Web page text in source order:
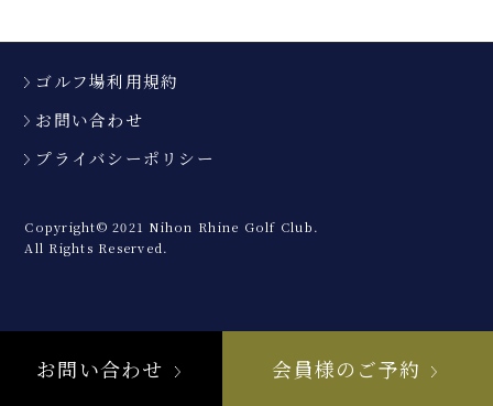
ゴルフ場利用規約
お問い合わせ
プライバシーポリシー
Copyright© 2021 Nihon Rhine Golf Club.
All Rights Reserved.
お問い合わせ 会員様のご予約